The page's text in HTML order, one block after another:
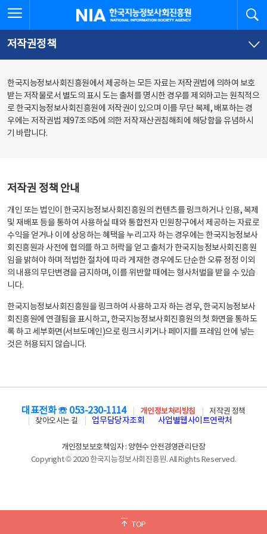
문
로
가
체
뉴
바
가
한국지능정보사회진흥원
저작권정책
한국지능정보사회진흥원에서 제공하는 모든 자료는 저작권법에 의하여 보호
받는 저작물로서 별도의 표시 도는 출처를 명시한 경우를 제외하고는 원칙적으
로 한국지능정보사회진흥원에 저작권이 있으며 이를 무단 복제, 배포하는 경
우에는 저작권법 제97조의5에 의한 저작재산권침해죄에 해당함을 유념하시
기 바랍니다.
저작권 정책 안내
개인 또는 법인이 한국지능정보사회진흥원의 컨텐츠를 링크하거나 인용, 복제
및 재배포 등을 통하여 사용하실 때와 통합전자 민원창구에서 제공하는 자료로
수익을 얻거나 이에 상응하는 혜택을 누리고자 하는 경우에는 한국지능정보사
회진흥원과 사전에 협의를 하고 허락을 얻고 출처가 한국지능정보사회진흥원
임을 밝혀야 하며 적법한 절차에 따라 게재한 경우에도 단순한 오류 정정 이외
의 내용의 무단변경을 금지하며, 이를 위반할 때에는 형사처벌을 받을 수 있습
니다.
한국지능정보사회진흥원을 링크하여 사용하고자 하는 경우, 한국지능정보사
회진흥원에 연결됨을 표시하고, 한국지능정보사회진흥원의 첫 화면을 통하도
록 하고 세부화면(서브도메인)으로 링크시키거나 페이지를 프레임 안에 넣는
것은 허용되지 않습니다.
TOP
대표전화 ☏ 053-230-1114 개인정보처리방침
저작권 정책
찾아오시는 길
업무담당자조회 사업별웹사이트연락처
개인정보보호책임자 : 양현수 안전경영관리단장
Copyright © 2020 한국지능정보사회진흥원. All Rights Reserved.